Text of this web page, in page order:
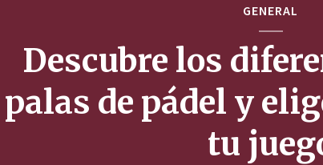
GENERAL
Descubre los
palas de pádel y
tu